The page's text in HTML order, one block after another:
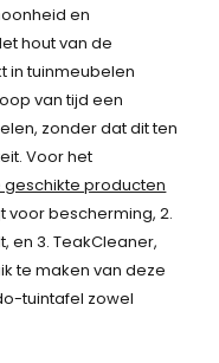
en
hout van de
in tuinmeubelen
van tijd een
zonder dat dit ten
Voor het
geschikte producten
voor bescherming, 2.
en 3. TeakCleaner,
te maken van deze
tuintafel zowel